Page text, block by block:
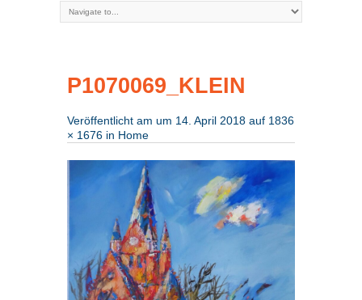
P1070069_KLEIN
Veröffentlicht am um 14. April 2018 auf 1836
× 1676 in Home